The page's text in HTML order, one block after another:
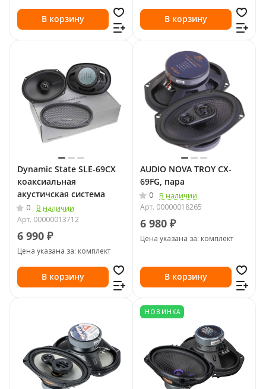
В корзину В корзину
Dynamic State SLE-69CX
коаксиальная
акустичская система
0
В наличии
Арт. 00000013712
6 990 ₽
Цена указана за: комплект
В корзину
AUDIO NOVA TROY CX-
69FG, пара
0
В наличии
Арт. 00000018265
6 980 ₽
Цена указана за: комплект
В корзину
НОВИНКА